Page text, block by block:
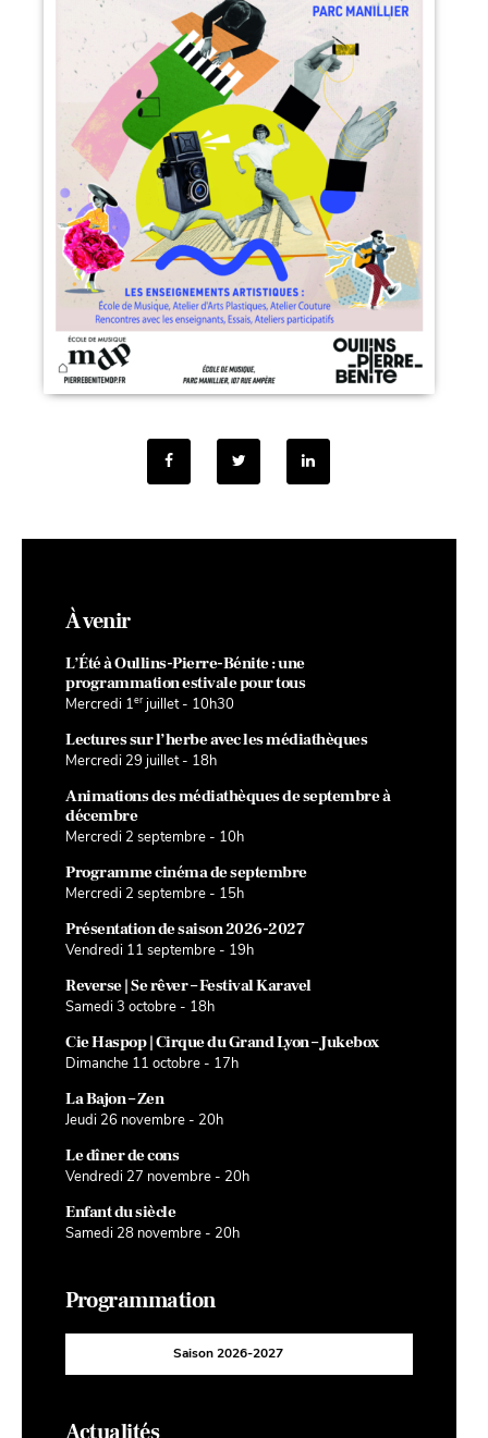
À venir
L’Été à Oullins-Pierre-Bénite : une
programmation estivale pour tous
Mercredi 1er juillet - 10h30
Lectures sur l’herbe avec les médiathèques
Mercredi 29 juillet - 18h
Animations des médiathèques de septembre à
décembre
Mercredi 2 septembre - 10h
Programme cinéma de septembre
Mercredi 2 septembre - 15h
Présentation de saison 2026-2027
Vendredi 11 septembre - 19h
Reverse | Se rêver – Festival Karavel
Samedi 3 octobre - 18h
Cie Haspop | Cirque du Grand Lyon – Jukebox
Dimanche 11 octobre - 17h
La Bajon – Zen
Jeudi 26 novembre - 20h
Le dîner de cons
Vendredi 27 novembre - 20h
Enfant du siècle
Samedi 28 novembre - 20h
Programmation
Saison 2026-2027
Actualités